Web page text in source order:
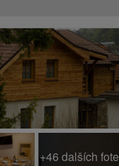
+46 dalších